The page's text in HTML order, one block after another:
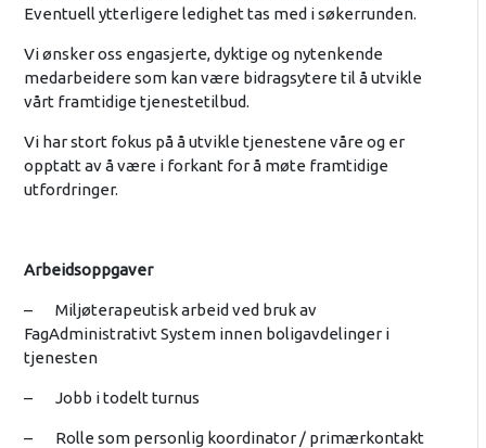
Eventuell ytterligere ledighet tas med i søkerrunden.
Vi ønsker oss engasjerte, dyktige og nytenkende
medarbeidere som kan være bidragsytere til å utvikle
vårt framtidige tjenestetilbud.
Vi har stort fokus på å utvikle tjenestene våre og er
opptatt av å være i forkant for å møte framtidige
utfordringer.
Arbeidsoppgaver
– Miljøterapeutisk arbeid ved bruk av
FagAdministrativt System innen boligavdelinger i
tjenesten
– Jobb i todelt turnus
– Rolle som personlig koordinator / primærkontakt